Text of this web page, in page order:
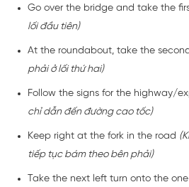
Go over the bridge and take the
lối đầu tiên)
At the roundabout, take the
phải ở lối thứ hai)
Follow the signs for the highway/
chỉ dẫn đến đường cao tốc)
Keep right at the fork in the road
tiếp tục bám theo bên phải)
Take the next left turn onto the